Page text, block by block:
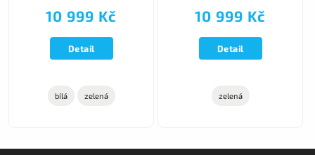
10 999 Kč
Detail
bílá zelená
10 999 Kč
Detail
zelená